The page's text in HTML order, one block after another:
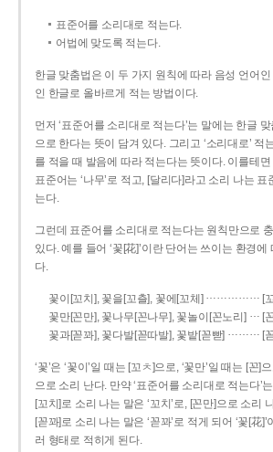
표준어를 소리대로 적는다.
어법에 맞도록 적는다.
한글 맞춤법은 이 두 가지 원칙에 따라 음성 언어
인 한글로 올바르게 적는 방법이다.
먼저 ‘표준어를 소리대로 적는다’는 말에는 한글
으로 한다는 뜻이 담겨 있다. 그리고 ‘소리대로’ 적
를 적을 때 발음에 따라 적는다는 뜻이다. 이를테
표준어는 ‘나무’로 적고, [달리다]라고 소리 나는 표
는다.
그런데 표준어를 소리대로 적는다는 원칙만으로
있다. 예를 들어 ‘꽃[花]’이란 단어는 쓰이는 환경에
다.
꽃이[꼬치], 꽃을[꼬츨], 꽃에[꼬체] …………… [
꽃만[꼰만], 꽃나무[꼰나무], 꽃놀이[꼰노리] … [
꽃과[꼳꽈], 꽃다발[꼳따발], 꽃밭[꼳빧] ……… [
‘꽃’은 ‘꽃이’일 때는 [꼬ㅊ]으로, ‘꽃만’일 때는 [꼰]
으로 소리 난다. 만약 ‘표준어를 소리대로 적는다’
[꼬치]로 소리 나는 말은 ‘꼬치’로, [꼰만]으로 소리
[꼳꽈]로 소리 나는 말은 ‘꼳꽈’로 적게 되어 ‘꽃[花
러 형태로 적히게 된다.